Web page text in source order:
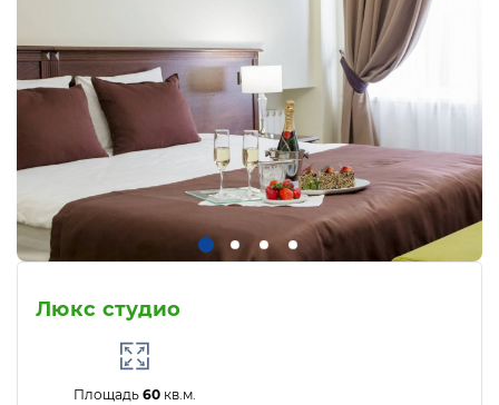
Люкс студио
Площадь 60кв.м.